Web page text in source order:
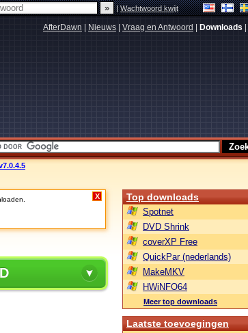
|Wachtwoord kwijt
AfterDawn Nieuws Vraag en Antwoord Downloads
X Top downloads
Spotnet
DVD Shrink
coverXP Free
QuickPar (nederlands)
MakeMKV
HWiNFO64
Meer top downloads
Laatste toevoegingen